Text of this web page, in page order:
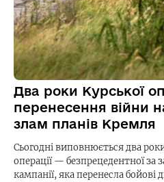
Два роки Курської
перенесення війни
злам планів Кремля
Сьогодні виповнюється два
операції — безпрецедентної
кампанії, яка перенесла бойові